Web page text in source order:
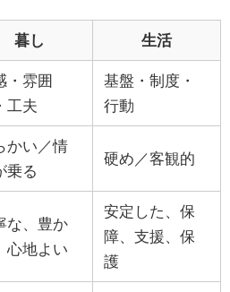
暮し 生活
・雰囲
工夫
基盤・制度・
行動
かい／情
乗る
硬め／客観的
な、豊か
心地よい
安定した、保
障、支援、保
護